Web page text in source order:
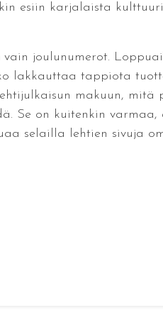
esiin karjalaista
joulunumerot.
lakkauttaa tappiota
makuun, mitä
Se on kuitenkin varmaa,
selailla lehtien sivuja